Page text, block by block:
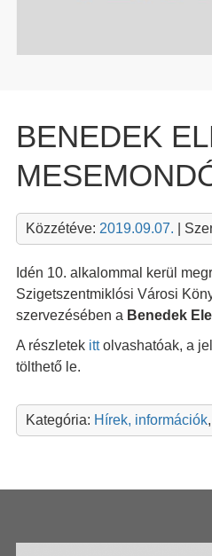
BENEDEK
Közzétéve: 2019.09.07. |
Idén 10. alkalommal kerül
Szigetszentmiklósi Városi
szervezésében a Benedek
A részletek ittolvashatóak, a
tölthető le.
Kategória: Hírek, információk,